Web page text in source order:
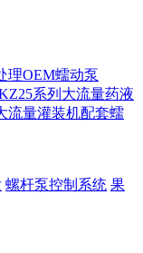
理OEM蠕动泵
系列大流量药液
流量灌装机配套蠕
螺杆泵控制系统 果